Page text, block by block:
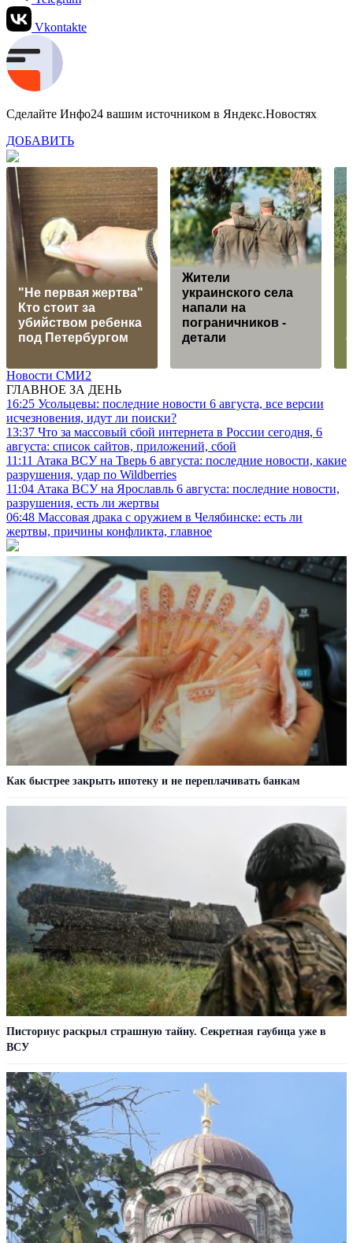
Vkontakte
Сделайте Инфо24 вашим источником в Яндекс.Новостях
ДОБАВИТЬ
"Не первая жертва"
Кто стоит за
убийством ребенка
под Петербургом
Жители
украинского села
напали на
пограничников -
детали
Новости СМИ2
ГЛАВНОЕ ЗА ДЕНЬ
16:25 Усольцевы: последние новости 6 августа, все версии
исчезновения, идут ли поиски?
13:37 Что за массовый сбой интернета в России сегодня, 6
августа: список сайтов, приложений, сбой
11:11 Атака ВСУ на Тверь 6 августа: последние новости, какие
разрушения, удар по Wildberries
11:04 Атака ВСУ на Ярославль 6 августа: последние новости,
разрушения, есть ли жертвы
06:48 Массовая драка с оружием в Челябинске: есть ли
жертвы, причины конфликта, главное
Как быстрее закрыть ипотеку и не переплачивать банкам
Писториус раскрыл страшную тайну. Секретная гаубица уже в
ВСУ